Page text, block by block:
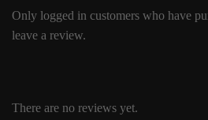
Only logged in customers who have
leave a review.
There are no reviews yet.